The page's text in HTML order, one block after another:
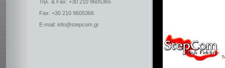
Τηλ. & Fax: +30 210 9605365
Fax: +30 210 9605366
E-mail: info@stepcom.gr